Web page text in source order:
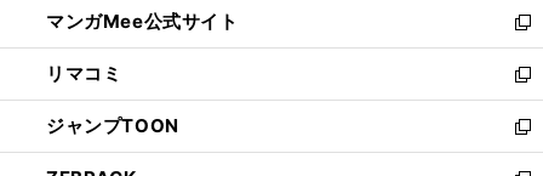
く
ド
ウ
で
開
く
ィ
ン
ド
ウ
で
開
い
ウ
ィ
ン
ド
ウ
マンガMee公式サイト
新
し
い
ウ
ィ
ン
リマコミ
新
し
い
ウ
ジャンプTOON
新
し